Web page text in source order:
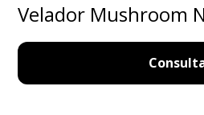
Velador Mushroom